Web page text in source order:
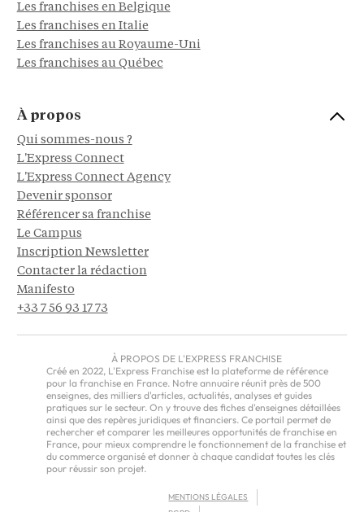
Les franchises en Belgique
Les franchises en Italie
Les franchises au Royaume-Uni
Les franchises au Québec
À propos
Qui sommes-nous ?
L'Express Connect
L'Express Connect Agency
Devenir sponsor
Référencer sa franchise
Le Campus
Inscription Newsletter
Contacter la rédaction
Manifesto
+33 7 56 93 17 73
À PROPOS DE L'EXPRESS FRANCHISE
Créé en 2022, L'Express Franchise est la plateforme de référence
pour la franchise en France. Notre annuaire réunit près de 500
enseignes, des milliers d'articles, actualités, analyses et guides
pratiques sur le secteur. On y trouve des fiches d'enseignes détaillées
ainsi que des repères juridiques et financiers. Ce portail permet de
rechercher et comparer les meilleures opportunités de franchise en
France, pour mieux comprendre le fonctionnement de la franchise et
du commerce organisé et donner à chaque candidat toutes les clés
pour réussir son projet.
MENTIONS LÉGALES